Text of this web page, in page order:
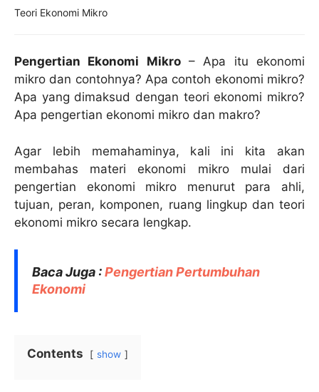
Pengertian Ekonomi Mikro– Apa itu ekonomi
mikro dan contohnya? Apa contoh ekonomi mikro?
Apa yang dimaksud dengan teori ekonomi mikro?
Apa pengertian ekonomi mikro dan makro?
Agar lebih memahaminya, kali ini kita akan
membahas materi ekonomi mikro mulai dari
pengertian ekonomi mikro menurut para ahli,
tujuan, peran, komponen, ruang lingkup dan teori
ekonomi mikro secara lengkap.
Baca Juga :Pengertian Pertumbuhan
Ekonomi
Contents show
Teori Ekonomi Mikro